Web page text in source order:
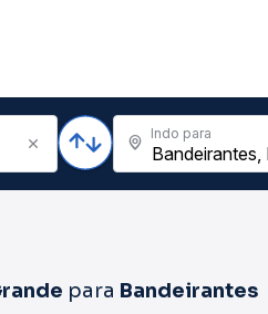
Indo para
para Bandeirantes